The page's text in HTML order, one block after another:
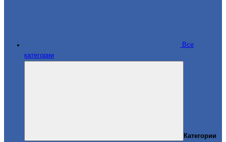
Все
категории
Категории